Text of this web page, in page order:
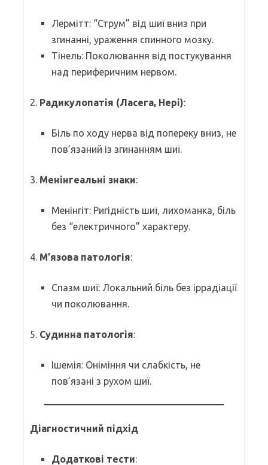
Лермітт: “Струм” від шиї вниз при
згинанні, ураження спинного мозку.
Тінель: Поколювання від постукування
над периферичним нервом.
2. Радикулопатія (Ласега, Нері):
Біль по ходу нерва від попереку вниз, не
пов’язаний із згинанням шиї.
3. Менінгеальні знаки:
Менінгіт: Ригідність шиї, лихоманка, біль
без “електричного” характеру.
4. М’язова патологія:
Спазм шиї: Локальний біль без іррадіації
чи поколювання.
5. Судинна патологія:
Ішемія: Оніміння чи слабкість, не
пов’язані з рухом шиї.
Діагностичний підхід
Додаткові тести: